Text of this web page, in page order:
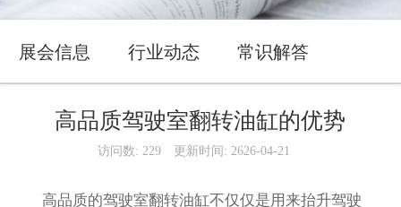
展会信息 行业动态 常识解答
高品质驾驶室翻转油缸的优势
访问数: 229 更新时间: 2626-04-21
高品质的驾驶室翻转油缸不仅仅是用来抬升驾驶